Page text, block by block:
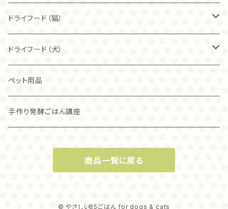
80ｇ
40ｇ
80ｇ
フィッシュ
カンガルー
フリーズドライ
麹ナチュラルチキン（80ｇ）
麹ナチュラルチキン（40ｇ）
麹ナチュラルカンガルー（８０ｇ）
麹ナチュラルチキン
麹ナチュラルカンガルー
グラスフェッド麴トライプ
ドライフード（猫）
ブリスミックス
チキン
アレヴァ
ラム
アカナ
ドライフード（犬）
アカナ
アレヴァ
ペット用品
手作り発酵ごはん講座
商品一覧に戻る
© やさしい85ごはん for dogs & cats